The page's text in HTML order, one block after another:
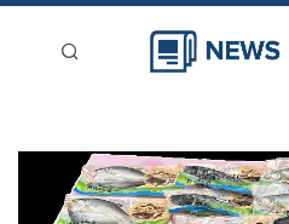
新聞稿分類
登入